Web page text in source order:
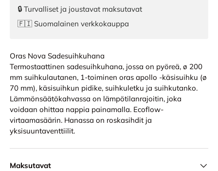
🔒 Turvalliset ja joustavat maksutavat
🇫🇮 Suomalainen verkkokauppa
Oras Nova Sadesuihkuhana
Termostaattinen sadesuihkuhana, jossa on pyöreä, ø 200
mm suihkulautanen, 1-toiminen oras apollo -käsisuihku (ø
70 mm), käsisuihkun pidike, suihkuletku ja suihkutanko.
Lämmönsäätökahvassa on lämpötilanrajoitin, joka
voidaan ohittaa nappia painamalla. Ecoflow-
virtaamasäärin. Hanassa on roskasihdit ja
yksisuuntaventtiilit.
Maksutavat